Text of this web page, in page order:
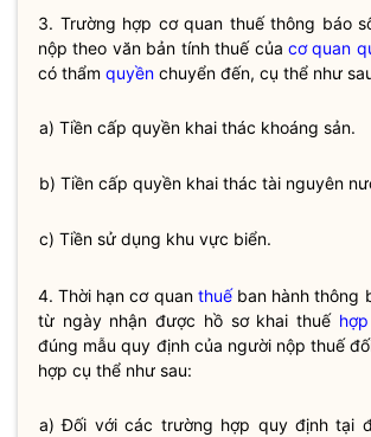
3. Trường hợp cơ quan thuếthông báo
nộp theo văn bản tínhthuếcủa cơ quan
có thẩm quyền chuyển đến, cụ thể như
a) Tiền cấp quyền khai thác khoáng sản.
b) Tiền cấp quyền khai thác tài nguyên
c) Tiền sử dụng khu vực biển.
4. Thời hạn cơ quan thuếban hành thông
từ ngày nhận được hồ sơ khaithuế
đúng mẫu quy định của người nộpthuế
hợp cụ thể như sau:
a) Đối với các trường hợp quy định tại